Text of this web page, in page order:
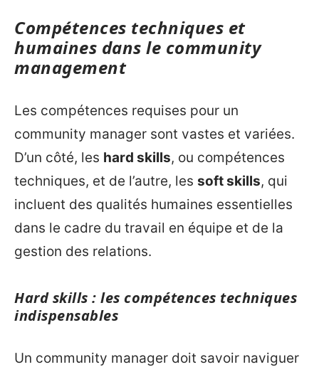
Compétences techniques et
humaines dans le community
management
Les compétences requises pour un
community manager sont vastes et variées.
D’un côté, les hard skills, ou compétences
techniques, et de l’autre, les soft skills, qui
incluent des qualités humaines essentielles
dans le cadre du travail en équipe et de la
gestion des relations.
Hard skills : les compétences techniques
indispensables
Un community manager doit savoir naviguer